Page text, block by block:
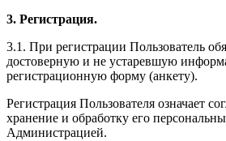
3. Регистрация.
3.1. При регистрации Пользователь
достоверную и не устаревшую
регистрационную форму (анкету).
Регистрация Пользователя означает
хранение и обработку его
Администрацией.